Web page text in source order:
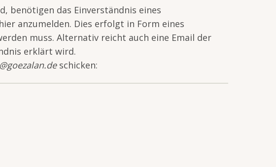
benötigen das Einverständnis eines
anzumelden. Dies erfolgt in Form eines
muss. Alternativ reicht auch eine Email der
erklärt wird.
schicken: